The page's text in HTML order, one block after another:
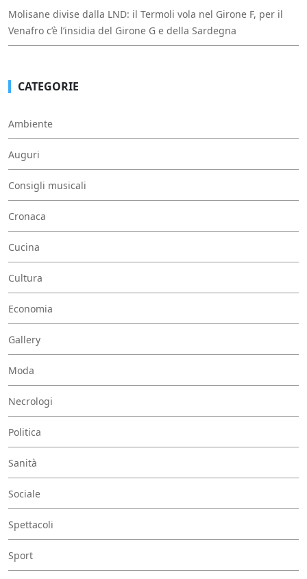
Molisane divise dalla LND: il Termoli vola nel Girone F, per il
Venafro c’è l’insidia del Girone G e della Sardegna
CATEGORIE
Ambiente
Auguri
Consigli musicali
Cronaca
Cucina
Cultura
Economia
Gallery
Moda
Necrologi
Politica
Sanità
Sociale
Spettacoli
Sport